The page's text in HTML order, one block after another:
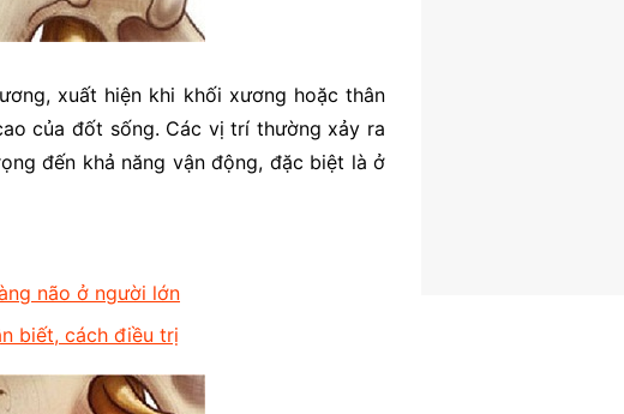
xuất hiện khi khối xương hoặc thân
của đốt sống. Các vị trí thường xảy ra
đến khả năng vận động, đặc biệt là ở
não ở người lớn
biết, cách điều trị